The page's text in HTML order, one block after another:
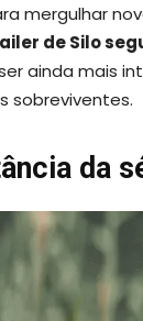
mergulhar
de Silo
ainda mais
sobreviventes.
da